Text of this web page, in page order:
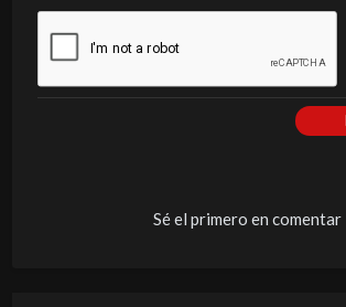
Sé el primero en comentar